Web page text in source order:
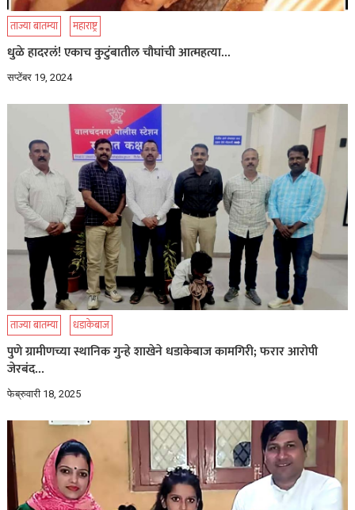
ताज्या बातम्या महाराष्ट्र
धुळे हादरलं! एकाच कुटुंबातील चौघांची आत्महत्या…
सप्टेंबर 19, 2024
ताज्या बातम्या धडाकेबाज
पुणे ग्रामीणच्या स्थानिक गुन्हे शाखेने धडाकेबाज कामगिरी; फरार आरोपी
जेरबंद…
फेब्रुवारी 18, 2025